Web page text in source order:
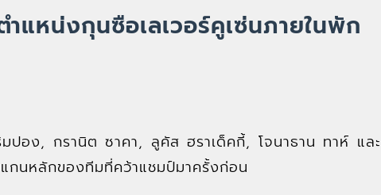
แหน่งกุนซือเลเวอร์คูเซ่นภายในพัก
ปอง, กรานิต ซาคา, ลูคัส ฮราเด็คกี้, โจนาธาน ทาห์ และ
กนหลักของทีมที่คว้าแชมป์มาครั้งก่อน